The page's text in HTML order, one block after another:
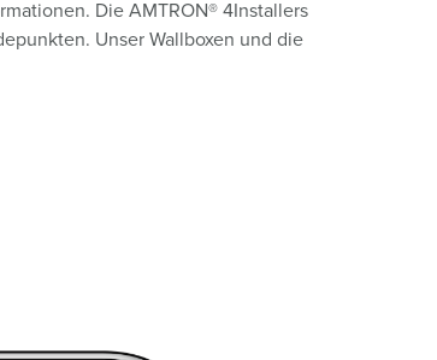
Die AMTRON® 4Installers
Unser Wallboxen und die